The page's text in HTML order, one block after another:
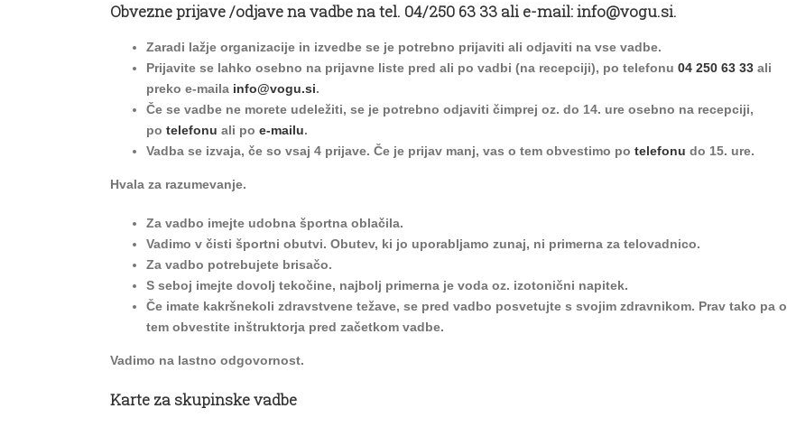
Obvezne prijave /odjave na vadbe na tel. 04/250 63 33 ali e-mail:info@vogu.si.
Zaradi lažje organizacije in izvedbe se je potrebno prijaviti ali odjaviti na vse vadbe.
Prijavite se lahko osebno na prijavne liste pred ali po vadbi (na recepciji), po telefonu 04 250 63 33 ali
preko e-maila info@vogu.si.
Če se vadbe ne morete udeležiti, se je potrebno odjaviti čimprej oz. do 14. ure osebno na recepciji,
po telefonu ali po e-mailu.
Vadba se izvaja, če so vsaj 4 prijave. Če je prijav manj, vas o tem obvestimo po telefonu do 15. ure.
Hvala za razumevanje.
Za vadbo imejte udobna športna oblačila.
Vadimo v čisti športni obutvi. Obutev, ki jo uporabljamo zunaj, ni primerna za telovadnico.
Za vadbo potrebujete brisačo.
S seboj imejte dovolj tekočine, najbolj primerna je voda oz. izotonični napitek.
Če imate kakršnekoli zdravstvene težave, se pred vadbo posvetujte s svojim zdravnikom. Prav tako pa o
tem obvestite inštruktorja pred začetkom vadbe.
Vadimo na lastno odgovornost.
Karte za skupinske vadbe